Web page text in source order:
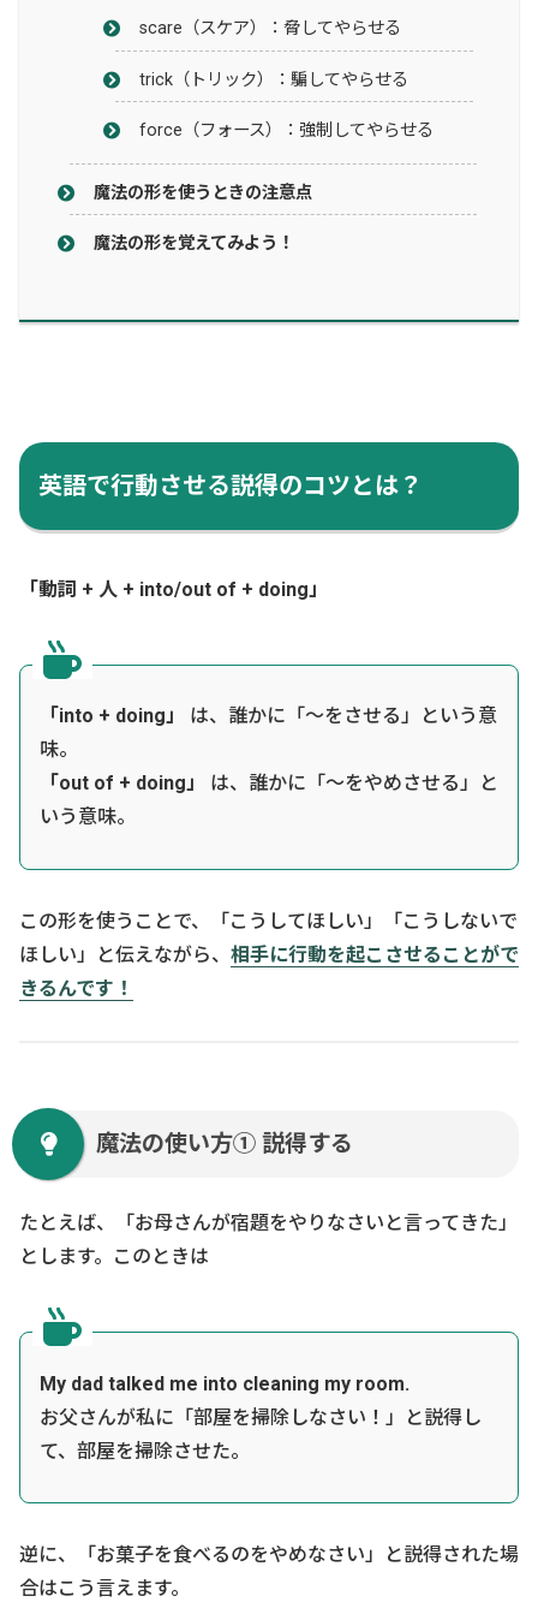
scare（スケア）：脅してやらせる
trick（トリック）：騙してやらせる
force（フォース）：強制してやらせる
魔法の形を使うときの注意点
魔法の形を覚えてみよう！
英語で行動させる説得のコツとは？
「動詞 + 人 + into/out of + doing」
「into + doing」
は、誰かに「～をさせる」という意
味。
「out of + doing」
は、誰かに「～をやめさせる」と
いう意味。
この形を使うことで、「こうしてほしい」「こうしないで
ほしい」と伝えながら、 相手に行動を起こさせることがで
きるんです！
魔法の使い方① 説得する
たとえば、「お母さんが宿題をやりなさいと言ってきた」
とします。このときは
My dad talked me into cleaning my room.
お父さんが私に「部屋を掃除しなさい！」と説得し
て、部屋を掃除させた。
逆に、「お菓子を食べるのをやめなさい」と説得された場
合はこう言えます。